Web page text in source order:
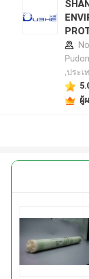
Y
,ประเ
ผู้